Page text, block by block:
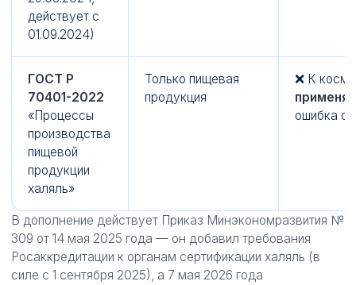
действует с
01.09.2024)
ГОСТ Р
70401-2022
«Процессы
производства
пищевой
продукции
халяль»
Только пищевая
продукция
❌ К
ошибка
В дополнение действует Приказ Минэкономразвития №
309 от 14 мая 2025 года — он добавил требования
Росаккредитации к органам сертификации халяль (в
силе с 1 сентября 2025), а 7 мая 2026 года